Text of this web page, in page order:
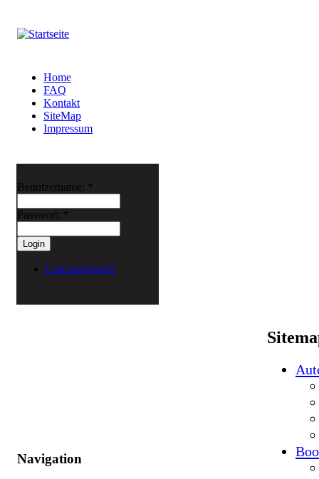
Home
FAQ
Kontakt
SiteMap
Impressum
Benutzername: *
Passwort: *
Lost password?
Navigation